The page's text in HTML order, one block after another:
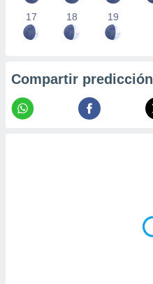
17 18 19
Compartir predicción